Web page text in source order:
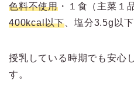
色料不使用 ・１食（主菜
400kcal以下 、塩分3.5g以
授乳している時期でも安心
す。